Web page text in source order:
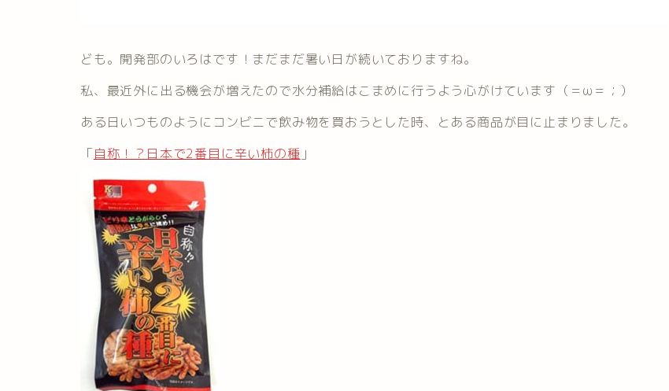
ども。開発部のいろはです！まだまだ暑い日が続いておりますね。
私、最近外に出る機会が増えたので水分補給はこまめに行うよう心がけています（＝ω＝；）
ある日いつものようにコンビニで飲み物を買おうとした時、とある商品が目に止まりました。
「自称！？日本で2番目に辛い柿の種 」